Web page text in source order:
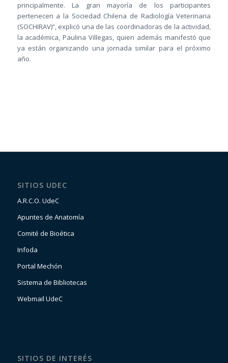
principalmente. La gran mayoría de los participantes
pertenecen a la Sociedad Chilena de Radiología Veterinaria
(SOCHIRAV)”, explicó una de las coordinadoras de la actividad,
la académica, Paulina Villegas, quien además manifestó que
ya están organizando una jornada similar para el próximo
año.
SITIOS UDEC
A.R.C.O. UdeC
Apuntes de Anatomía
Comité de Bioética
Infoda
Portal Mechón
Sistema de Bibliotecas
Webmail UdeC
SITIOS DE INTERÉS